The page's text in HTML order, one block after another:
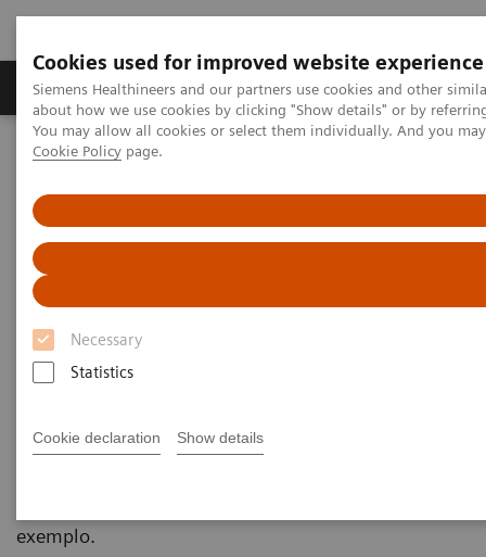
Cookies used for improved website experience
Siemens Healthineers and our partners use cookies and other
about how we use cookies by clicking "Show details" or by
You may allow all cookies or select them individually. And you
Cookie Policy page.
Necessary
Statistics
Cookie declaration Show details
Produtos e serviços Especialidades Clínicas e
Siemens Healthineers Brasil
Especialidades Clínicas
Aplicações avançadas em RM para todas as
especialidades clínicas
sobre aplicações em RM relevantes a sua
exemplo.